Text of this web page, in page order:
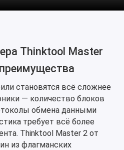
Thinktool Master
становятся всё сложнее
— количество блоков
обмена данными
требует всё более
Thinktool Master 2 от
из флагманских